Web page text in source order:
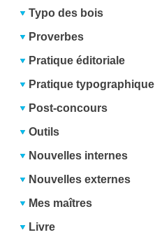
Typo des bois
Proverbes
Pratique éditoriale
Pratique typographique
Post-concours
Outils
Nouvelles internes
Nouvelles externes
Mes maîtres
Livre